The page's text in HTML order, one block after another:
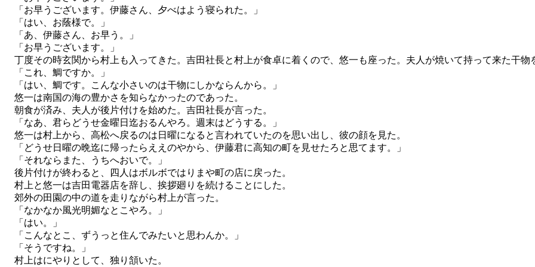
「お早うございます。伊藤さん、夕べはよう寝られた。」
「はい、お蔭様で。」
「あ、伊藤さん、お早う。」
「お早うございます。」
丁度その時玄関から村上も入ってきた。吉田社長と村上が食卓に着くので、悠一も座った。夫人が焼いて持って来た干物
「これ、鯛ですか。」
「はい、鯛です。こんな小さいのは干物にしかならんから。」
悠一は南国の海の豊かさを知らなかったのであった。
朝食が済み、夫人が後片付けを始めた。吉田社長が言った。
「なあ、君らどうせ金曜日迄おるんやろ。週末はどうする。」
悠一は村上から、高松へ戻るのは日曜になると言われていたのを思い出し、彼の顔を見た。
「どうせ日曜の晩迄に帰ったらええのやから、伊藤君に高知の町を見せたろと思てます。」
「それならまた、うちへおいで。」
後片付けが終わると、四人はボルボではりまや町の店に戻った。
村上と悠一は吉田電器店を辞し、挨拶廻りを続けることにした。
郊外の田園の中の道を走りながら村上が言った。
「なかなか風光明媚なとこやろ。」
「はい。」
「こんなとこ、ずうっと住んでみたいと思わんか。」
「そうですね。」
村上はにやりとして、独り頷いた。